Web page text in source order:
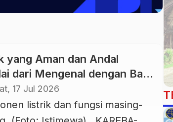
yang Aman dan Andal
dari Mengenal dengan Baik
Listrik di Rumah
17 Jul 2026
listrik dan fungsi masing-